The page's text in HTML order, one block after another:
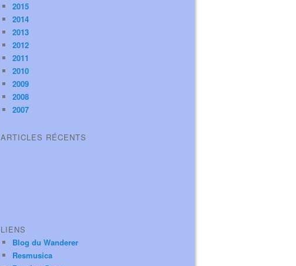
2015
2014
2013
2012
2011
2010
2009
2008
2007
ARTICLES RÉCENTS
LIENS
Blog du Wanderer
Resmusica